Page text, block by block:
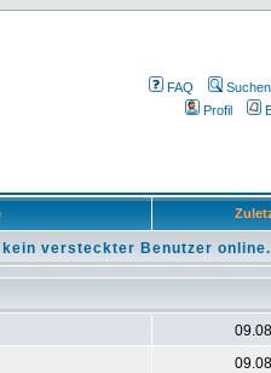
FAQ
Suchen
Profil
versteckter Benutzer online.